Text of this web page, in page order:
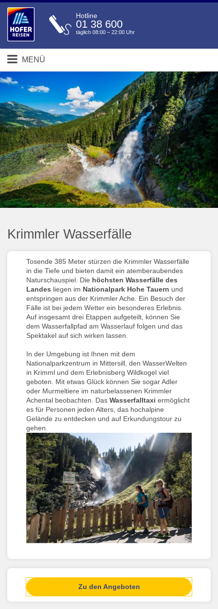
Hotline
01 38 600
täglich 08:00 – 22:00 Uhr
MENÜ
Krimmler Wasserfälle
Tosende 385 Meter stürzen die Krimmler Wasserfälle
in die Tiefe und bieten damit ein atemberaubendes
Naturschauspiel. Die höchsten Wasserfälle des
Landes liegen im Nationalpark Hohe Tauern und
entspringen aus der Krimmler Ache. Ein Besuch der
Fälle ist bei jedem Wetter ein besonderes Erlebnis.
Auf insgesamt drei Etappen aufgeteilt, können Sie
dem Wasserfallpfad am Wasserlauf folgen und das
Spektakel auf sich wirken lassen.
In der Umgebung ist Ihnen mit dem
Nationalparkzentrum in Mittersill, den WasserWelten
in Krimml und dem Erlebnisberg Wildkogel viel
geboten. Mit etwas Glück können Sie sogar Adler
oder Murmeltiere im naturbelassenen Krimmler
Achental beobachten. Das Wasserfalltaxi ermöglicht
es für Personen jeden Alters, das hochalpine
Gelände zu entdecken und auf Erkundungstour zu
gehen.
Zu den Angeboten